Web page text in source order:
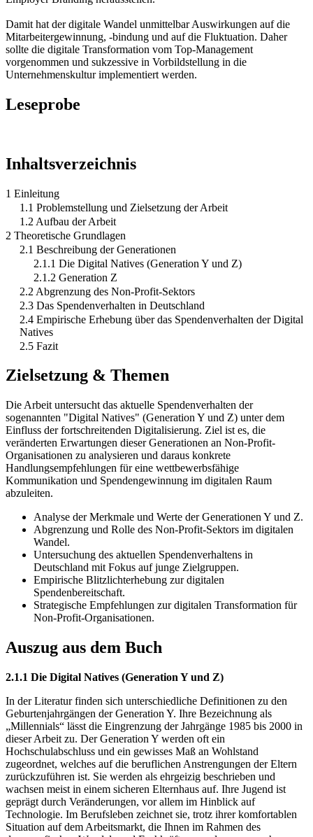
Damit hat der digitale Wandel unmittelbar Auswirkungen auf die
Mitarbeitergewinnung, -bindung und auf die Fluktuation. Daher
sollte die digitale Transformation vom Top-Management
vorgenommen und sukzessive in Vorbildstellung in die
Unternehmenskultur implementiert werden.
Leseprobe
Inhaltsverzeichnis
1 Einleitung
1.1 Problemstellung und Zielsetzung der Arbeit
1.2 Aufbau der Arbeit
2 Theoretische Grundlagen
2.1 Beschreibung der Generationen
2.1.1 Die Digital Natives (Generation Y und Z)
2.1.2 Generation Z
2.2 Abgrenzung des Non-Profit-Sektors
2.3 Das Spendenverhalten in Deutschland
2.4 Empirische Erhebung über das Spendenverhalten der Digital
Natives
2.5 Fazit
Zielsetzung & Themen
Die Arbeit untersucht das aktuelle Spendenverhalten der
sogenannten "Digital Natives" (Generation Y und Z) unter dem
Einfluss der fortschreitenden Digitalisierung. Ziel ist es, die
veränderten Erwartungen dieser Generationen an Non-Profit-
Organisationen zu analysieren und daraus konkrete
Handlungsempfehlungen für eine wettbewerbsfähige
Kommunikation und Spendengewinnung im digitalen Raum
abzuleiten.
Analyse der Merkmale und Werte der Generationen Y und Z.
Abgrenzung und Rolle des Non-Profit-Sektors im digitalen
Wandel.
Untersuchung des aktuellen Spendenverhaltens in
Deutschland mit Fokus auf junge Zielgruppen.
Empirische Blitzlichterhebung zur digitalen
Spendenbereitschaft.
Strategische Empfehlungen zur digitalen Transformation für
Non-Profit-Organisationen.
Auszug aus dem Buch
2.1.1 Die Digital Natives (Generation Y und Z)
In der Literatur finden sich unterschiedliche Definitionen zu den
Geburtenjahrgängen der Generation Y. Ihre Bezeichnung als
„Millennials“ lässt die Eingrenzung der Jahrgänge 1985 bis 2000 in
dieser Arbeit zu. Der Generation Y werden oft ein
Hochschulabschluss und ein gewisses Maß an Wohlstand
zugeordnet, welches auf die beruflichen Anstrengungen der Eltern
zurückzuführen ist. Sie werden als ehrgeizig beschrieben und
wachsen meist in einem sicheren Elternhaus auf. Ihre Jugend ist
geprägt durch Veränderungen, vor allem im Hinblick auf
Technologie. Im Berufsleben zeichnet sie, trotz ihrer komfortablen
Situation auf dem Arbeitsmarkt, die Ihnen im Rahmen des